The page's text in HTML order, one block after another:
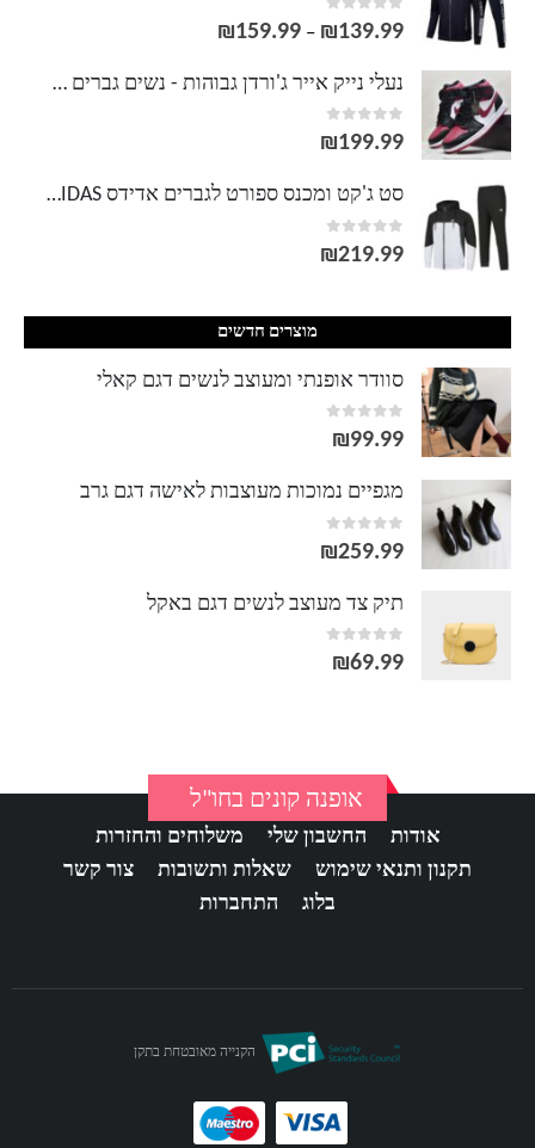
0
out of 5
₪139.99
–
₪159.99
נעלי נייק אייר ג'ורדן גבוהות - נשים גברים NIKE AIR JORDAN
0
out of 5
₪199.99
סט ג'קט ומכנס ספורט לגברים אדידס ADIDAS
0
out of 5
₪219.99
מוצרים חדשים
סוודר אופנתי ומעוצב לנשים דגם קאלי
0
out of 5
₪99.99
מגפיים נמוכות מעוצבות לאישה דגם גרב
0
out of 5
₪259.99
תיק צד מעוצב לנשים דגם באקל
0
out of 5
₪69.99
אופנה קונים בחו"ל
אודות החשבון שלי
משלוחים והחזרות
תקנון ותנאי שימוש
שאלות ותשובות
צור קשר
בלוג
התחברות
הקנייה מאובטחת בתקן